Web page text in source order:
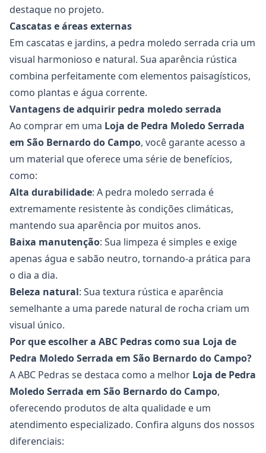
destaque no projeto.
Cascatas e áreas externas
Em cascatas e jardins, a pedra moledo serrada cria um
visual harmonioso e natural. Sua aparência rústica
combina perfeitamente com elementos paisagísticos,
como plantas e água corrente.
Vantagens de adquirir pedra moledo serrada
Ao comprar em uma Loja de Pedra Moledo Serrada
em São Bernardo do Campo, você garante acesso a
um material que oferece uma série de benefícios,
como:
Alta durabilidade: A pedra moledo serrada é
extremamente resistente às condições climáticas,
mantendo sua aparência por muitos anos.
Baixa manutenção: Sua limpeza é simples e exige
apenas água e sabão neutro, tornando-a prática para
o dia a dia.
Beleza natural: Sua textura rústica e aparência
semelhante a uma parede natural de rocha criam um
visual único.
Por que escolher a ABC Pedras como sua Loja de
Pedra Moledo Serrada em São Bernardo do Campo?
A ABC Pedras se destaca como a melhor Loja de Pedra
Moledo Serrada em São Bernardo do Campo,
oferecendo produtos de alta qualidade e um
atendimento especializado. Confira alguns dos nossos
diferenciais: